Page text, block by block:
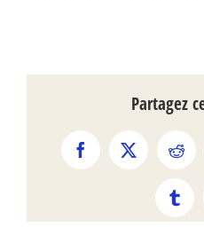
Partagez
Facebook
X